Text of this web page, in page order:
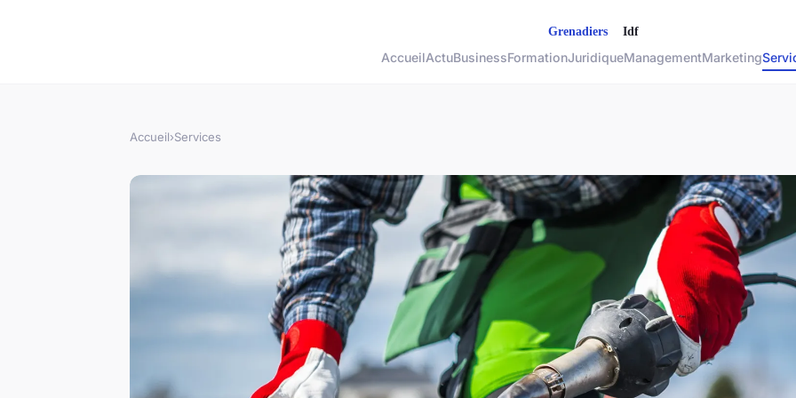
AccueilActuBusinessFormationJuridiqueManagementMarketing
Accueil›Services